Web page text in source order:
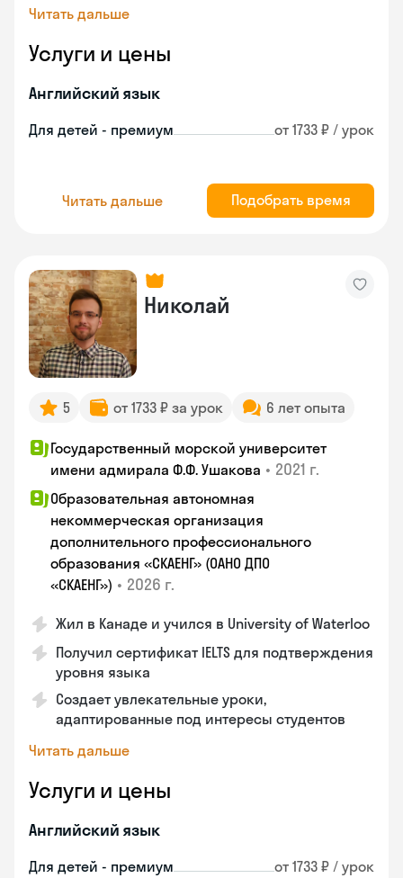
Читать дальше
Услуги и цены
Английский язык
Для детей - премиум от 1733 ₽ / урок
Читать дальше Подобрать время
Николай
5 от 1733 ₽ за урок 6 лет опыта
Государственный морской университет
имени адмирала Ф.Ф. Ушакова • 2021 г.
Образовательная автономная
некоммерческая организация
дополнительного профессионального
образования «СКАЕНГ» (ОАНО ДПО
«СКАЕНГ») • 2026 г.
Жил в Канаде и учился в University of Waterloo
Получил сертификат IELTS для подтверждения
уровня языка
Создает увлекательные уроки,
адаптированные под интересы студентов
Читать дальше
Услуги и цены
Английский язык
Для детей - премиум от 1733 ₽ / урок